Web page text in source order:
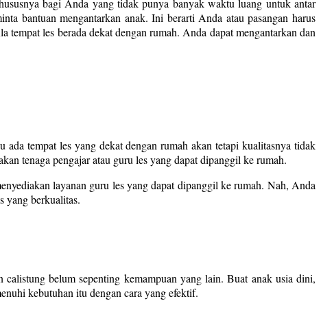
bagi Anda yang tidak punya banyak waktu luang untuk antar
bantuan mengantarkan anak. Ini berarti Anda atau pasangan harus
les berada dekat dengan rumah. Anda dapat mengantarkan dan
tempat les yang dekat dengan rumah akan tetapi kualitasnya tidak
tenaga pengajar atau guru les yang dapat dipanggil ke rumah.
layanan guru les yang dapat dipanggil ke rumah. Nah, Anda
yang berkualitas.
belum sepenting kemampuan yang lain. Buat anak usia dini,
kebutuhan itu dengan cara yang efektif.